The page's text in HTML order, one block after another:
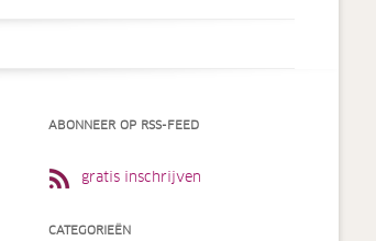
ABONNEER OP RSS-FEED
gratis inschrijven
CATEGORIEËN